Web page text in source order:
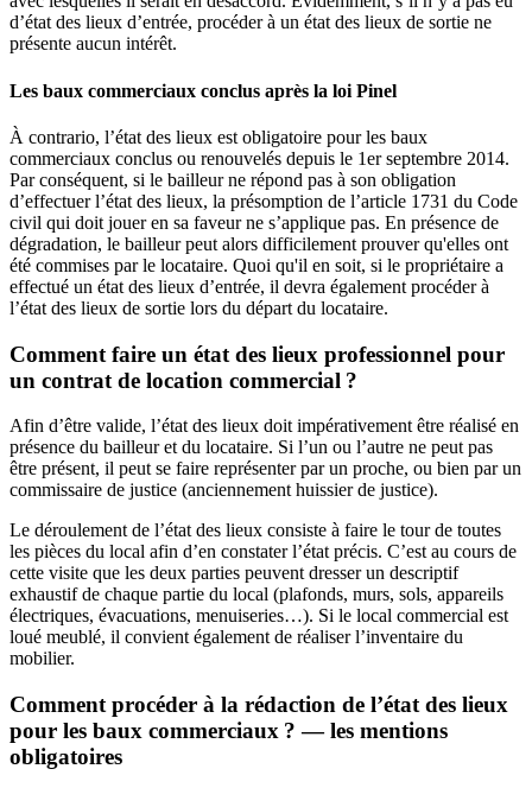
d’état des lieux d’entrée, procéder à un état des lieux de sortie ne
présente aucun intérêt.
Les baux commerciaux conclus après la loi Pinel
À contrario, l’état des lieux est obligatoire pour les baux
commerciaux conclus ou renouvelés depuis le 1er septembre 2014.
Par conséquent, si le bailleur ne répond pas à son obligation
d’effectuer l’état des lieux, la présomption de l’article 1731 du Code
civil qui doit jouer en sa faveur ne s’applique pas. En présence de
dégradation, le bailleur peut alors difficilement prouver qu'elles ont
été commises par le locataire. Quoi qu'il en soit, si le propriétaire a
effectué un état des lieux d’entrée, il devra également procéder à
l’état des lieux de sortie lors du départ du locataire.
Comment faire un état des lieux professionnel pour
un contrat de location commercial ?
Afin d’être valide, l’état des lieux doit impérativement être réalisé en
présence du bailleur et du locataire. Si l’un ou l’autre ne peut pas
être présent, il peut se faire représenter par un proche, ou bien par un
commissaire de justice (anciennement huissier de justice).
Le déroulement de l’état des lieux consiste à faire le tour de toutes
les pièces du local afin d’en constater l’état précis. C’est au cours de
cette visite que les deux parties peuvent dresser un descriptif
exhaustif de chaque partie du local (plafonds, murs, sols, appareils
électriques, évacuations, menuiseries…). Si le local commercial est
loué meublé, il convient également de réaliser l’inventaire du
mobilier.
Comment procéder à la rédaction de l’état des lieux
pour les baux commerciaux ? — les mentions
obligatoires